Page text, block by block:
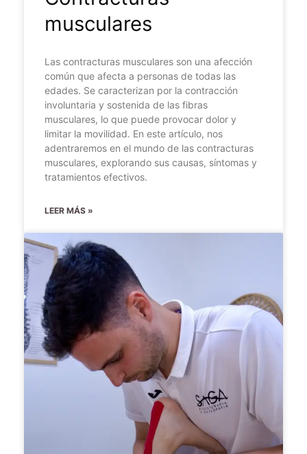
musculares
Las contracturas musculares son una afección
común que afecta a personas de todas las
edades. Se caracterizan por la contracción
involuntaria y sostenida de las fibras
musculares, lo que puede provocar dolor y
limitar la movilidad. En este artículo, nos
adentraremos en el mundo de las contracturas
musculares, explorando sus causas, síntomas y
tratamientos efectivos.
LEER MÁS »